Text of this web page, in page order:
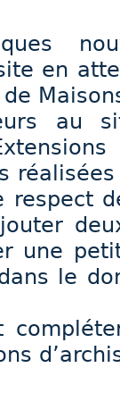
en
au
respect
une
le